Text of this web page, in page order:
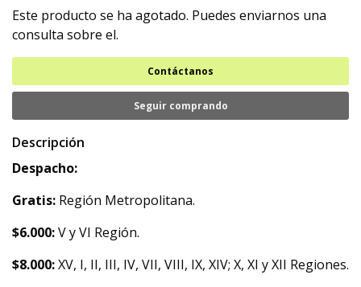
Este producto se ha agotado. Puedes enviarnos una
consulta sobre el.
Contáctanos
Seguir comprando
Descripción
Despacho:
Gratis: Región Metropolitana.
$6.000:V y VI Región.
$8.000:XV, I, II, III, IV, VII, VIII, IX, XIV; X, XI y XII Regiones.